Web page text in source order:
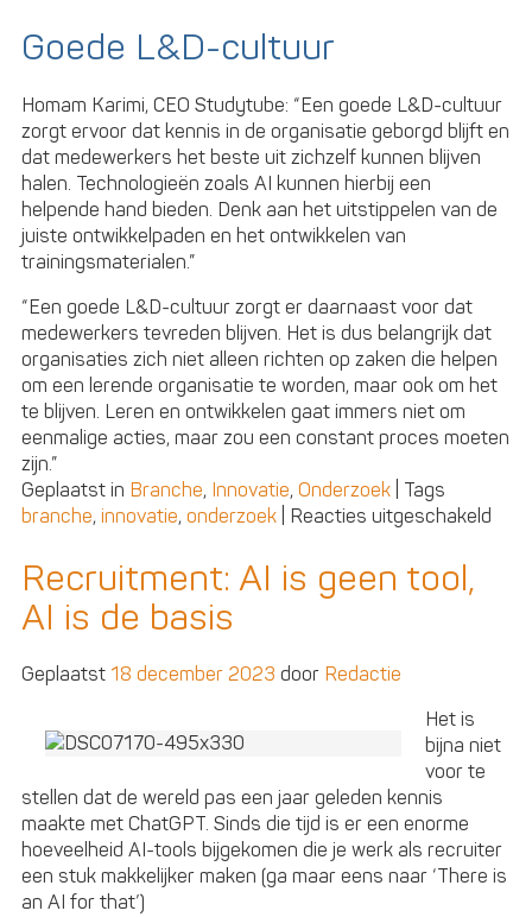
Goede L&D-cultuur
Homam Karimi, CEO Studytube: “Een goede L&D-cultuur
zorgt ervoor dat kennis in de organisatie geborgd blijft en
dat medewerkers het beste uit zichzelf kunnen blijven
halen. Technologieën zoals AI kunnen hierbij een
helpende hand bieden. Denk aan het uitstippelen van de
juiste ontwikkelpaden en het ontwikkelen van
trainingsmaterialen.”
“Een goede L&D-cultuur zorgt er daarnaast voor dat
medewerkers tevreden blijven. Het is dus belangrijk dat
organisaties zich niet alleen richten op zaken die helpen
om een lerende organisatie te worden, maar ook om het
te blijven. Leren en ontwikkelen gaat immers niet om
eenmalige acties, maar zou een constant proces moeten
zijn.”
Geplaatst in Branche, Innovatie,Onderzoek Tags
branche,innovatie,onderzoek Reacties uitgeschakeld
Recruitment: AI is geen tool,
AI is de basis
Geplaatst 18 december 2023 door Redactie
Het is
bijna niet
voor te
stellen dat de wereld pas een jaar geleden kennis
maakte met ChatGPT. Sinds die tijd is er een enorme
hoeveelheid AI-tools bijgekomen die je werk als recruiter
een stuk makkelijker maken (ga maar eens naar ‘There is
an AI for that’)